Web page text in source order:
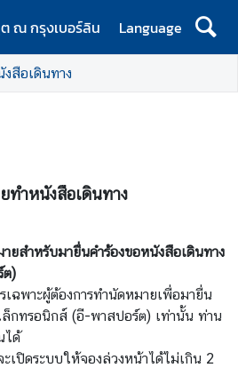
ณ กรุงเบอร์ลิน
Language
สือเดินทาง
ทำหนังสือเดินทาง
ยสำหรับมายื่นคำร้องขอหนังสือเดินทาง
ต)
ฉพาะผู้ต้องการทำนัดหมายเพื่อมายื่น
ล็กทรอนิกส์ (อี-พาสปอร์ต) เท่านั้น ท่าน
ได้
เปิดระบบให้จองล่วงหน้าได้ไม่เกิน 2